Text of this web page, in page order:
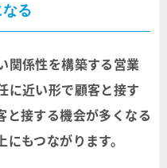
る
関係性を構築する営業
に近い形で顧客と接す
と接する機会が多くなる
もつながります。